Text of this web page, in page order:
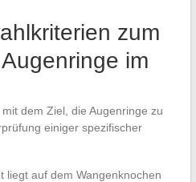
zum
im
dem Ziel, die Augenringe zu
einiger spezifischer
liegt auf dem Wangenknochen